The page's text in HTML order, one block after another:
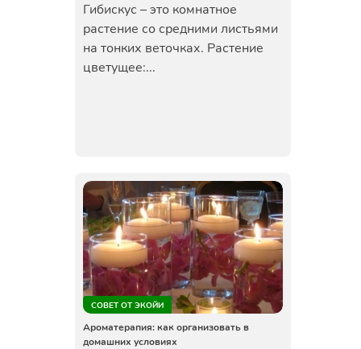
Гибискус – это комнатное
растение со средними листьями
на тонких веточках. Растение
цветущее:...
СОВЕТ ОТ ЭКОЙИ
Ароматерапия: как организовать в
домашних условиях